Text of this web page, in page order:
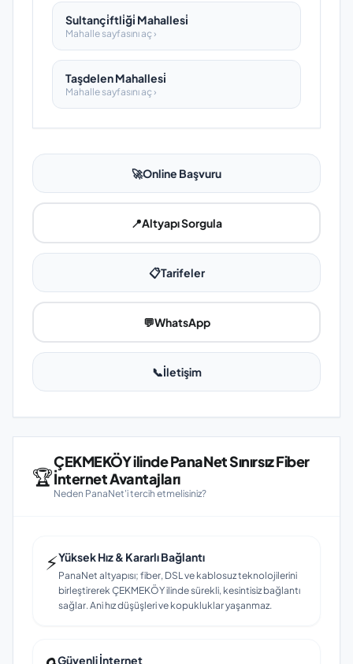
Sultançi̇ftli̇ği̇ Mahallesi̇
Mahalle sayfasını aç ›
Taşdelen Mahallesi̇
Mahalle sayfasını aç ›
🚀Online Başvuru
📍Altyapı Sorgula
📋Tarifeler
💬WhatsApp
📞İletişim
🏆
ÇEKMEKÖY ilinde PanaNet Sınırsız Fiber
İnternet Avantajları
Neden PanaNet'i tercih etmelisiniz?
⚡Yüksek Hız & Kararlı Bağlantı
PanaNet altyapısı; fiber, DSL ve kablosuz teknolojilerini
birleştirerek ÇEKMEKÖY ilinde sürekli, kesintisiz bağlantı
sağlar. Ani hız düşüşleri ve kopukluklar yaşanmaz.
Güvenli İnternet